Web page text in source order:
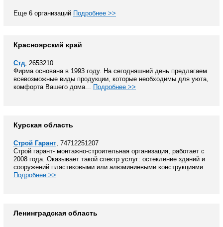
Еще 6 организаций Подробнее >>
Красноярский край
Стд, 2653210
Фирма основана в 1993 году. На сегодняшний день предлагаем
всевозможные виды продукции, которые необходимы для уюта,
комфорта Вашего дома... Подробнее >>
Курская область
Строй Гарант, 74712251207
Строй гарант- монтажно-строительная организация, работает с
2008 года. Оказывает такой спектр услуг: остекление зданий и
сооружений пластиковыми или алюминиевыми конструкциями...
Подробнее >>
Ленинградская область